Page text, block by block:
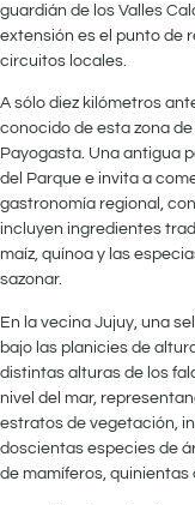
guardián de los Valles
extensión es el punto de
circuitos locales.
A sólo diez kilómetros
conocido de esta zona
Payogasta. Una antigua
del Parque e invita a
gastronomía regional,
incluyen ingredientes
maíz, quínoa y las
sazonar.
En la vecina Jujuy, una
bajo las planicies de
distintas alturas de los
nivel del mar,
estratos de vegetación,
doscientas especies de
de mamíferos, quinientas